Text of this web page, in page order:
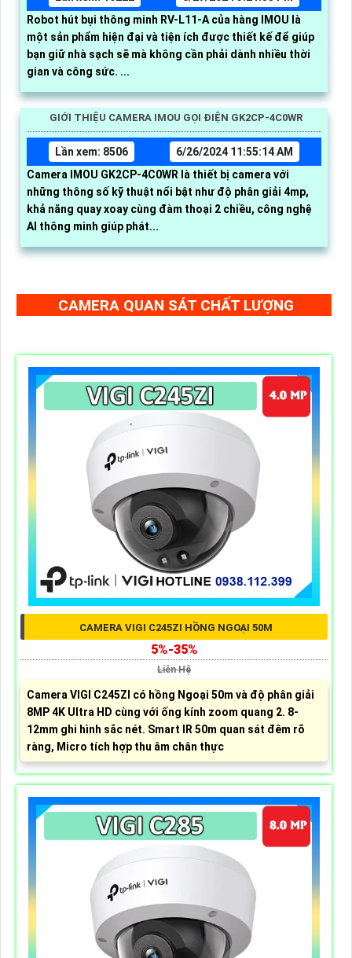
Robot hút bụi thông minh RV-L11-A của hàng IMOU là
một sản phẩm hiện đại và tiện ích được thiết kế để giúp
bạn giữ nhà sạch sẽ mà không cần phải dành nhiều thời
gian và công sức. ...
GIỚI THIỆU CAMERA IMOU GỌI ĐIỆN GK2CP-4C0WR
Lần xem: 8506
6/26/2024 11:55:14 AM
Camera IMOU GK2CP-4C0WR là thiết bị camera với
những thông số kỹ thuật nổi bật như độ phân giải 4mp,
khả năng quay xoay cùng đàm thoại 2 chiều, công nghệ
AI thông minh giúp phát...
CAMERA QUAN SÁT CHẤT LƯỢNG
CAMERA VIGI C245ZI HỒNG NGOẠI 50M
5%-35%
Liên Hệ
Camera VIGI C245ZI có hồng Ngoại 50m và độ phân giải
8MP 4K Ultra HD cùng với ống kính zoom quang 2. 8-
12mm ghi hình sắc nét. Smart IR 50m quan sát đêm rõ
ràng, Micro tích hợp thu âm chân thực